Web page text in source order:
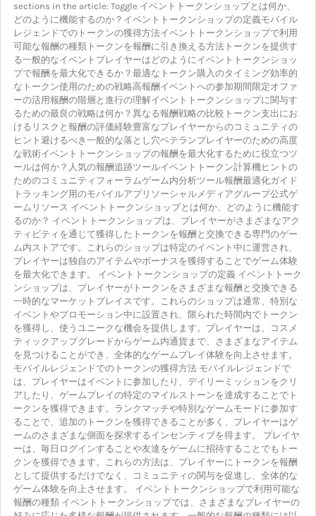
sections in the article: Toggle イベントトークンショップとは何か、
どのように機能するのか？イベントトークンショップの定義モバイル
レジェンドでのトークンの獲得方法イベントトークンショップで利用
可能な報酬の種類トークンを報酬に引き換える方法トークンを提供す
る一般的なイベントプレイヤーはどのようにイベントトークンショッ
プで報酬を最大化できるか？最適なトークン購入のタイミング効率的
なトークン使用のための戦略高報酬イベントへの参加期間限定オファ
ーの活用報酬の階層と進行の理解イベントトークンショップに関与す
るための最良の戦略は何か？異なる報酬戦略の比較トークン支出にお
けるリスクと報酬の評価経験豊富なプレイヤーからのコミュニティの
ヒント避けるべき一般的な落とし穴ベテランプレイヤーのための高度
な戦術イベントトークンショップの報酬を最大化するために役立つツ
ールは何か？人気の報酬追跡ツールイベントトークン計算機ヒントの
ためのコミュニティフォーラムゲーム内分析ツール報酬最適化ガイド
トラッキング用のモバイルアプリソーシャルメディアグループ公式ゲ
ームリソース イベントトークンショップとは何か、どのように機能す
るのか？ イベントトークンショップは、プレイヤーがさまざまなアク
ティビティを通じて獲得したトークンを報酬と交換できる専門のゲー
ム内ストアです。これらのショップは特定のイベント中に運営され、
プレイヤーは独自のアイテムやボーナスを獲得することでゲーム体験
を最大化できます。 イベントトークンショップの定義 イベントトーク
ンショップは、プレイヤーがトークンをさまざまな報酬と交換できる
一時的なマーケットプレイスです。これらのショップは通常、特別な
イベントやプロモーション中に設置され、限られた時間内でトークン
を獲得し、使うユニークな機会を提供します。プレイヤーは、コスメ
ティックアップグレードからゲーム内通貨まで、さまざまなアイテム
を見つけることができ、全体的なゲームプレイ体験を向上させます。
モバイルレジェンドでのトークンの獲得方法 モバイルレジェンドで
は、プレイヤーはイベントに参加したり、デイリーミッションをクリ
アしたり、ゲームプレイの特定のマイルストーンを達成することでト
ークンを獲得できます。ランクマッチや特別なゲームモードに参加す
ることで、追加のトークンを獲得できることが多く、プレイヤーはゲ
ームのさまざまな側面を探求するインセンティブを得ます。 プレイヤ
ーは、毎日ログインすることや友達をゲームに招待することでもトー
クンを獲得できます。これらの方法は、プレイヤーにトークンを報酬
として提供するだけでなく、コミュニティの関与を促進し、全体的な
ゲーム体験を向上させます。 イベントトークンショップで利用可能な
報酬の種類 イベントトークンショップでは、さまざまなプレイヤーの